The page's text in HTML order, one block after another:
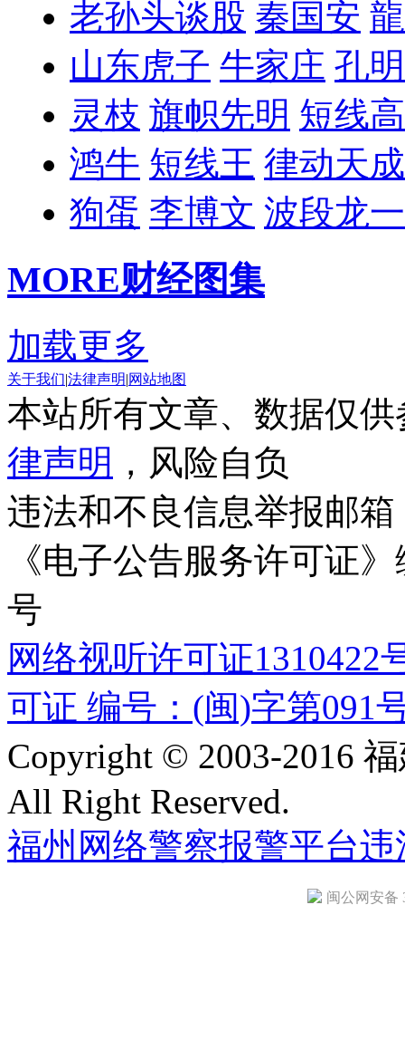
老孙头谈股 秦国安
山东虎子 牛家庄 孔
灵枝 旗帜先明 短线
鸿牛 短线王 律动天成
狗蛋 李博文 波段龙一
MORE财经图集
加载更多
关于我们|法律声明|网站地图
本站所有文章、数据仅
律声明 ，风险自负
违法和不良信息举报邮箱
《电子公告服务许可证
号
网络视听许可证1310422
可证 编号：(闽)字第091
Copyright © 2003-2016
All Right Reserved.
福州网络警察报警平台违
闽公网安备